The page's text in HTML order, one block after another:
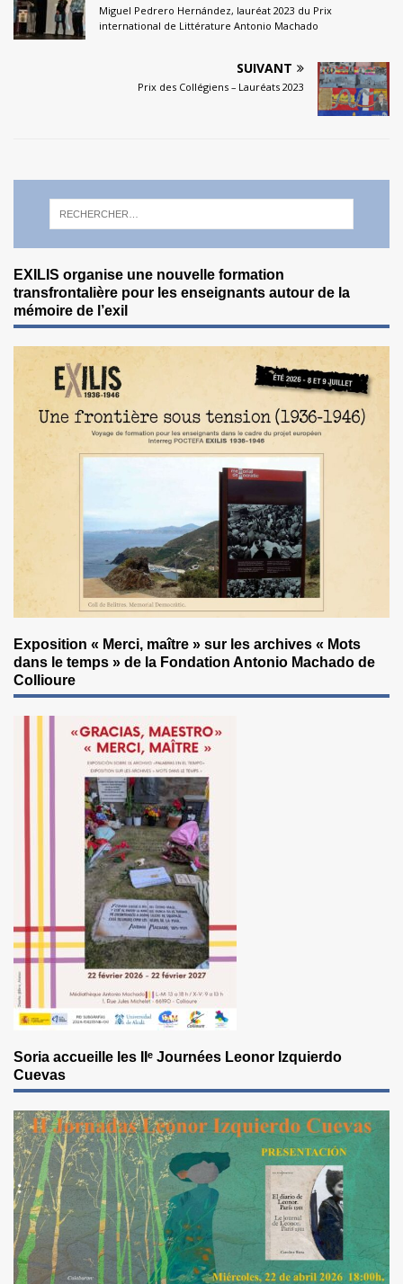
Miguel Pedrero Hernández, lauréat 2023 du Prix
international de Littérature Antonio Machado
SUIVANT
Prix des Collégiens – Lauréats 2023
EXILIS organise une nouvelle formation
transfrontalière pour les enseignants autour de la
mémoire de l’exil
Exposition « Merci, maître » sur les archives « Mots
dans le temps » de la Fondation Antonio Machado de
Collioure
Soria accueille les IIᵉ Journées Leonor Izquierdo
Cuevas